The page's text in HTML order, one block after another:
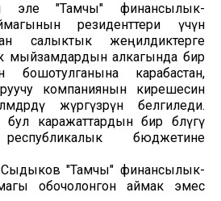
эле "Тамчы" финансылык-
резиденттери үчүн
салыктык жеңилдиктерге
мыйзамдардын алкагында бир
бошотулганына карабастан,
компаниянын кирешесин
жүргүзөрүн белгиледи.
каражаттардын бир бөлүгү
бюджетине
"Тамчы" финансылык-
обочолонгон аймак эмес